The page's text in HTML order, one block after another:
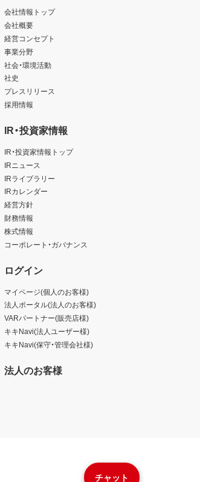
チャット
会社情報トップ
会社概要
経営コンセプト
事業分野
社会・環境活動
社史
プレスリリース
採用情報
IR・投資家情報
IR・投資家情報トップ
IRニュース
IRライブラリー
IRカレンダー
経営方針
財務情報
株式情報
コーポレート・ガバナンス
ログイン
マイページ(個人のお客様)
法人ポータル(法人のお客様)
VARパートナー(販売店様)
キキNavi(法人ユーザー様)
キキNavi(保守・管理会社様)
法人のお客様